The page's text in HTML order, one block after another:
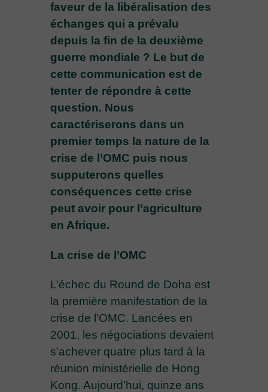
faveur de la libéralisation des
échanges qui a prévalu
depuis la fin de la deuxième
guerre mondiale ? Le but de
cette communication est de
tenter de répondre à cette
question. Nous
caractériserons dans un
premier temps la nature de la
crise de l’OMC puis nous
supputerons quelles
conséquences cette crise
peut avoir pour l’agriculture
en Afrique.
La crise de l’OMC
L’échec du Round de Doha est
la première manifestation de la
crise de l’OMC. Lancées en
2001, les négociations devaient
s’achever quatre plus tard à la
réunion ministérielle de Hong
Kong. Aujourd’hui, quinze ans